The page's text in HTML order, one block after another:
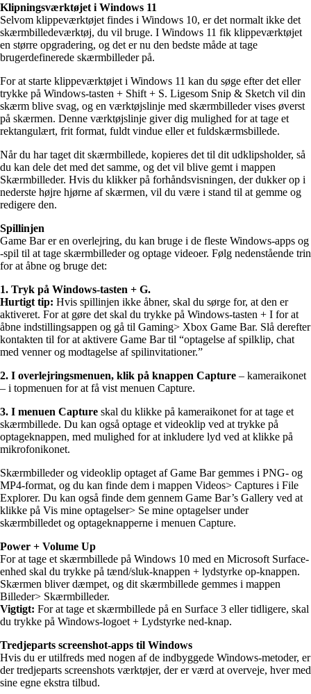
Klipningsværktøjet i Windows 11
Selvom klippeværktøjet findes i Windows 10, er det normalt ikke det
skærmbilledeværktøj, du vil bruge. I Windows 11 fik klippeværktøjet
en større opgradering, og det er nu den bedste måde at tage
brugerdefinerede skærmbilleder på.
For at starte klippeværktøjet i Windows 11 kan du søge efter det eller
trykke på Windows-tasten + Shift + S. Ligesom Snip & Sketch vil din
skærm blive svag, og en værktøjslinje med skærmbilleder vises øverst
på skærmen. Denne værktøjslinje giver dig mulighed for at tage et
rektangulært, frit format, fuldt vindue eller et fuldskærmsbillede.
Når du har taget dit skærmbillede, kopieres det til dit udklipsholder, så
du kan dele det med det samme, og det vil blive gemt i mappen
Skærmbilleder. Hvis du klikker på forhåndsvisningen, der dukker op i
nederste højre hjørne af skærmen, vil du være i stand til at gemme og
redigere den.
Spillinjen
Game Bar er en overlejring, du kan bruge i de fleste Windows-apps og
-spil til at tage skærmbilleder og optage videoer. Følg nedenstående trin
for at åbne og bruge det:
1. Tryk på Windows-tasten + G.
Hurtigt tip: Hvis spillinjen ikke åbner, skal du sørge for, at den er
aktiveret. For at gøre det skal du trykke på Windows-tasten + I for at
åbne indstillingsappen og gå til Gaming> Xbox Game Bar. Slå derefter
kontakten til for at aktivere Game Bar til “optagelse af spilklip, chat
med venner og modtagelse af spilinvitationer.”
2. I overlejringsmenuen, klik på knappen Capture – kameraikonet
– i topmenuen for at få vist menuen Capture.
3. I menuen Capture skal du klikke på kameraikonet for at tage et
skærmbillede. Du kan også optage et videoklip ved at trykke på
optageknappen, med mulighed for at inkludere lyd ved at klikke på
mikrofonikonet.
Skærmbilleder og videoklip optaget af Game Bar gemmes i PNG- og
MP4-format, og du kan finde dem i mappen Videos> Captures i File
Explorer. Du kan også finde dem gennem Game Bar’s Gallery ved at
klikke på Vis mine optagelser> Se mine optagelser under
skærmbilledet og optageknapperne i menuen Capture.
Power + Volume Up
For at tage et skærmbillede på Windows 10 med en Microsoft Surface-
enhed skal du trykke på tænd/sluk-knappen + lydstyrke op-knappen.
Skærmen bliver dæmpet, og dit skærmbillede gemmes i mappen
Billeder> Skærmbilleder.
Vigtigt: For at tage et skærmbillede på en Surface 3 eller tidligere, skal
du trykke på Windows-logoet + Lydstyrke ned-knap.
Tredjeparts screenshot-apps til Windows
Hvis du er utilfreds med nogen af de indbyggede Windows-metoder, er
der tredjeparts screenshots værktøjer, der er værd at overveje, hver med
sine egne ekstra tilbud.